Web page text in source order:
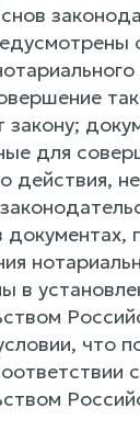
закону;
для
действия,
документах,
в
что
с